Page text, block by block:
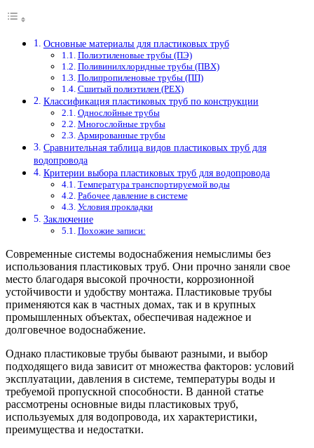
Основные материалы для пластиковых труб
Полиэтиленовые трубы (ПЭ)
Поливинилхлоридные трубы (ПВХ)
Полипропиленовые трубы (ПП)
Сшитый полиэтилен (PEX)
Классификация пластиковых труб по конструкции
Однослойные трубы
Многослойные трубы
Армированные трубы
Сравнительная таблица видов пластиковых труб для
водопровода
Критерии выбора пластиковых труб для водопровода
Температура транспортируемой воды
Рабочее давление в системе
Условия прокладки
Заключение
Похожие записи:
Современные системы водоснабжения немыслимы без
использования пластиковых труб. Они прочно заняли свое
место благодаря высокой прочности, коррозионной
устойчивости и удобству монтажа. Пластиковые трубы
применяются как в частных домах, так и в крупных
промышленных объектах, обеспечивая надежное и
долговечное водоснабжение.
Однако пластиковые трубы бывают разными, и выбор
подходящего вида зависит от множества факторов: условий
эксплуатации, давления в системе, температуры воды и
требуемой пропускной способности. В данной статье
рассмотрены основные виды пластиковых труб,
используемых для водопровода, их характеристики,
преимущества и недостатки.